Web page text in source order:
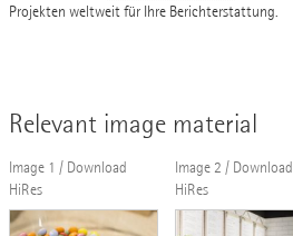
Projekten weltweit für Ihre Berichterstattung.
Relevant image material
Image 1 / Download
HiRes
Image 2 / Download
HiRes